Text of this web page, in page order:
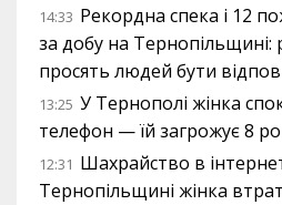
14:33 Рекордна спека і 12
за добу на Тернопільщині:
просять людей бути
13:25 У Тернополі жінка
телефон — їй загрожує 8
12:31 Шахрайство в
Тернопільщині жінка